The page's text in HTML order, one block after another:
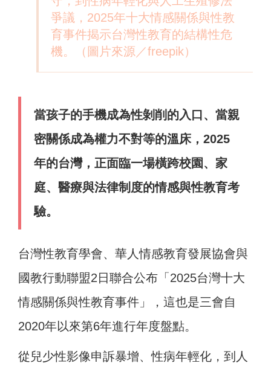
爭議，2025年十大情感關係與性教
育事件揭示台灣性教育的結構性危
機。（圖片來源／freepik）
當孩子的手機成為性剝削的入口、當親
密關係成為權力不對等的溫床，2025
年的台灣，正面臨一場橫跨校園、家
庭、醫療與法律制度的情感與性教育考
驗。
台灣性教育學會、華人情感教育發展協會與
國教行動聯盟2日聯合公布「2025台灣十大
情感關係與性教育事件」，這也是三會自
2020年以來第6年進行年度盤點。
從兒少性影像申訴暴增、性病年輕化，到人